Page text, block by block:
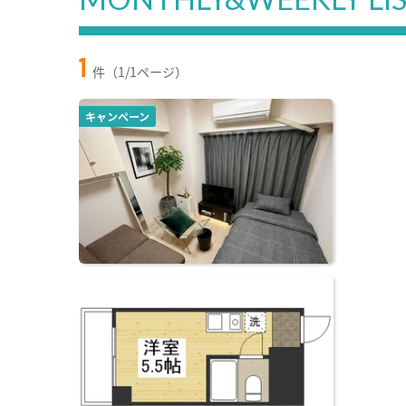
1 件（1/1ページ）
キャンペーン